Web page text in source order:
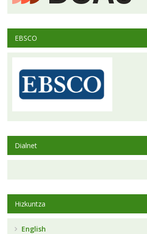
EBSCO
Dialnet
Hizkuntza
English